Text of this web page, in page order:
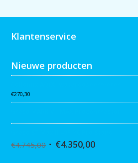
Klantenservice
Nieuwe producten
€270,30
€4.745,00 €4.350,00